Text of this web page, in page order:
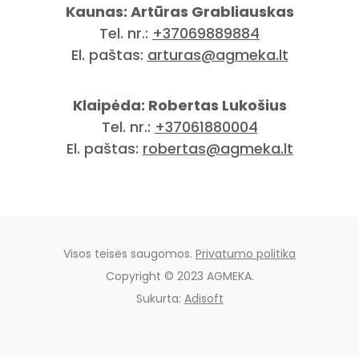
Kaunas: Artūras Grabliauskas
Tel. nr.: +37069889884
El. paštas: arturas@agmeka.lt
Klaipėda: Robertas Lukošius
Tel. nr.: +37061880004
El. paštas: robertas@agmeka.lt
Visos teisės saugomos. Privatumo politika
Copyright © 2023 AGMEKA.
Sukurta: Adisoft